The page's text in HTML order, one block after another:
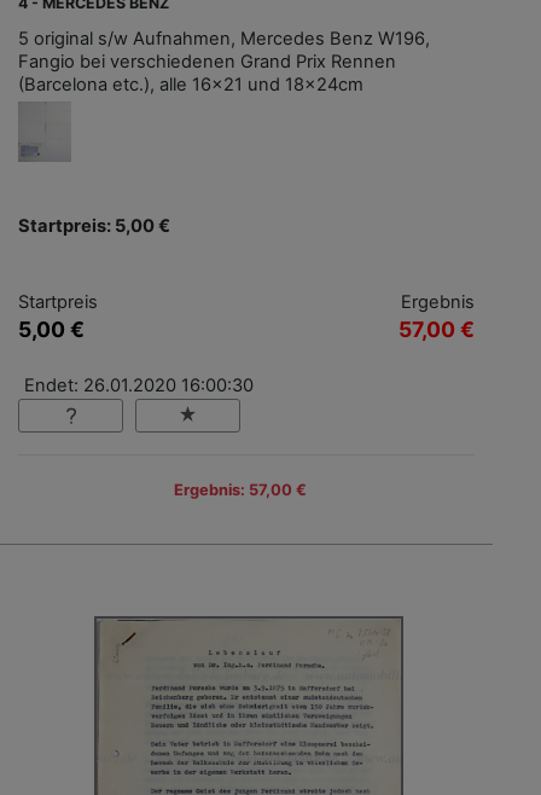
5 original s/w Aufnahmen, Mercedes Benz W196,
Fangio bei verschiedenen Grand Prix Rennen
(Barcelona etc.), alle 16x21 und 18x24cm
Startpreis: 5,00 €
Startpreis
5,00 €
Ergebnis
57,00 €
Endet: 26.01.2020 16:00:30
Ergebnis: 57,00 €